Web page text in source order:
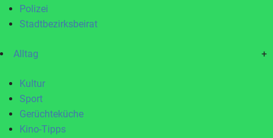
Polizei
Stadtbezirksbeirat
Alltag +
Kultur
Sport
Gerüchteküche
Kino-Tipps